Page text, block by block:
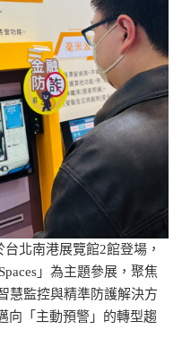
北南港展覽館2館登場，
」為主題參展，聚焦
慧監控與精準防護解決方
向「主動預警」的轉型趨